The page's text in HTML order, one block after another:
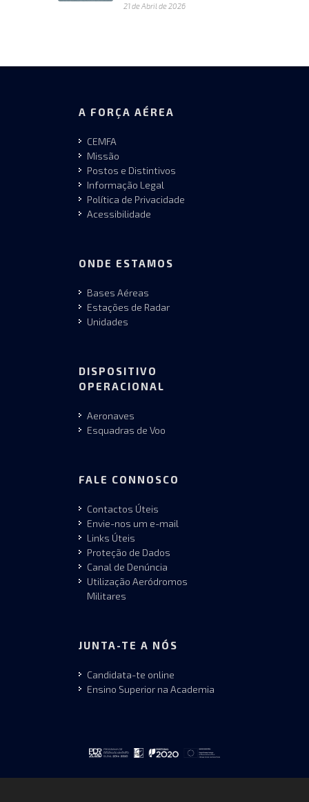
21 de Abril de 2026
A FORÇA AÉREA
CEMFA
Missão
Postos e Distintivos
Informação Legal
Política de Privacidade
Acessibilidade
ONDE ESTAMOS
Bases Aéreas
Estações de Radar
Unidades
DISPOSITIVO
OPERACIONAL
Aeronaves
Esquadras de Voo
FALE CONNOSCO
Contactos Úteis
Envie-nos um e-mail
Links Úteis
Proteção de Dados
Canal de Denúncia
Utilização Aeródromos
Militares
JUNTA-TE A NÓS
Candidata-te online
Ensino Superior na Academia